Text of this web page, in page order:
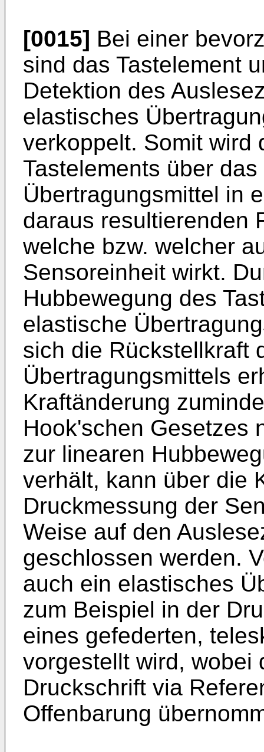
[0015] Bei einer
sind das Tastelement
Detektion des
elastisches
verkoppelt. Somit wird
Tastelements über
Übertragungsmittel in
daraus resultierenden
welche bzw. welcher
Sensoreinheit wirkt.
Hubbewegung des
elastische
sich die Rückstellkraft
Übertragungsmittels
Kraftänderung
Hook'schen Gesetzes
zur linearen
verhält, kann über die
Druckmessung der
Weise auf den
geschlossen werden.
auch ein elastisches
zum Beispiel in der
eines gefederten,
vorgestellt wird, wobei
Druckschrift via
Offenbarung